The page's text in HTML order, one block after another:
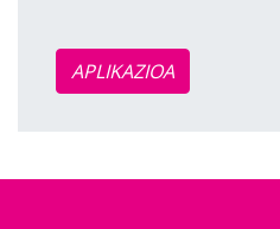
APLIKAZIOA